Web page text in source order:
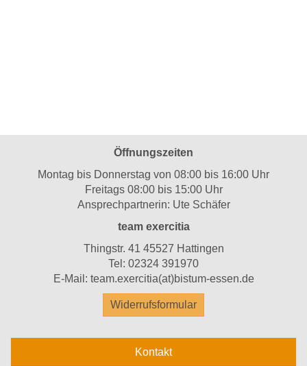
Öffnungszeiten
Montag bis Donnerstag von 08:00 bis 16:00 Uhr
Freitags 08:00 bis 15:00 Uhr
Ansprechpartnerin: Ute Schäfer
team exercitia
Thingstr. 41 45527 Hattingen
Tel: 02324 391970
E-Mail: team.exercitia(at)bistum-essen.de
Widerrufsformular
Kontakt